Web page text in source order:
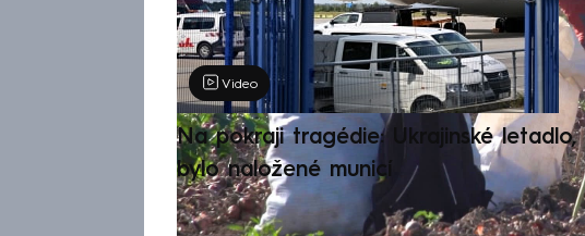
Video
Na pokraji tragédie: Ukrajinské
bylo naložené municí